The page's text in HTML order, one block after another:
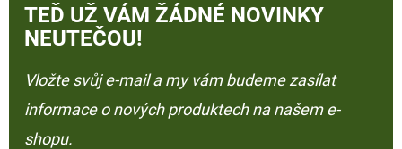
TEĎ UŽ VÁM ŽÁDNÉ NOVINKY
NEUTEČOU!
Vložte svůj e-mail a my vám budeme zasílat
informace o nových produktech na našem e-
shopu.